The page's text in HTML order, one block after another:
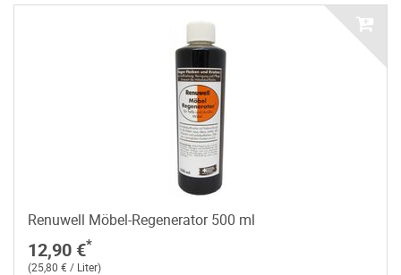
Renuwell Möbel-Regenerator 500 ml
12,90 €*
(25,80 € / Liter)